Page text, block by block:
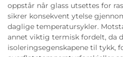
oppstår når glass utsettes for
sikrer konsekvent ytelse
daglige temperatursykler.
annet viktig termisk fordelt, da
isoleringsegenskapene til tykk,